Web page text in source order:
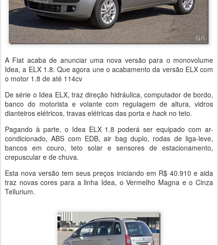
A Fiat acaba de anunciar uma nova versão para o monovolume
Idea, a ELX 1.8. Que agora une o acabamento da versão ELX com
o motor 1.8 de até 114cv
De série o Idea ELX, traz direção hidráulica, computador de bordo,
banco do motorista e volante com regulagem de altura, vidros
dianteiros elétricos, travas elétricas das porta e hack no teto.
Pagando à parte, o Idea ELX 1.8 poderá ser equipado com ar-
condicionado, ABS com EDB, air bag duplo, rodas de liga-leve,
bancos em couro, teto solar e sensores de estacionamento,
crepuscular e de chuva.
Esta nova versão tem seus preços iniciando em R$ 40.910 e aida
traz novas cores para a linha Idea, o Vermelho Magna e o Cinza
Tellurium.